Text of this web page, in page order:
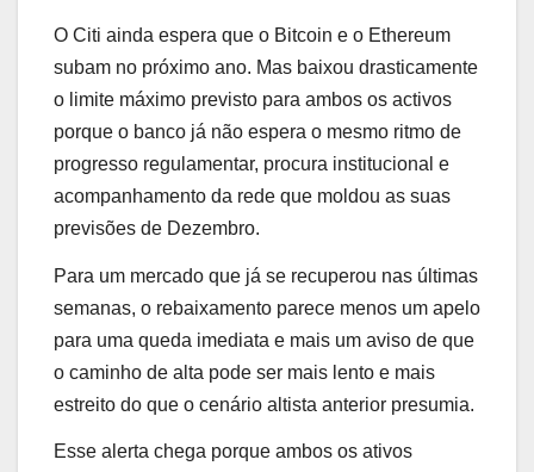
O Citi ainda espera que o Bitcoin e o Ethereum
subam no próximo ano. Mas baixou drasticamente
o limite máximo previsto para ambos os activos
porque o banco já não espera o mesmo ritmo de
progresso regulamentar, procura institucional e
acompanhamento da rede que moldou as suas
previsões de Dezembro.
Para um mercado que já se recuperou nas últimas
semanas, o rebaixamento parece menos um apelo
para uma queda imediata e mais um aviso de que
o caminho de alta pode ser mais lento e mais
estreito do que o cenário altista anterior presumia.
Esse alerta chega porque ambos os ativos